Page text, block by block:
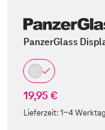
PanzerGlass
19,95 €
Lieferzeit:1-4